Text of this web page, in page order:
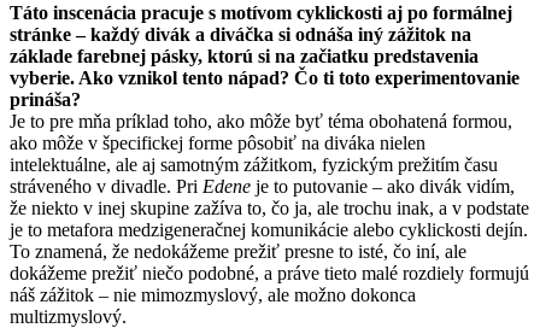
Táto inscenácia pracuje s motívom cyklickosti aj po formálnej
stránke – každý divák a diváčka si odnáša iný zážitok na
základe farebnej pásky, ktorú si na začiatku predstavenia
vyberie. Ako vznikol tento nápad? Čo ti toto experimentovanie
prináša?
Je to pre mňa príklad toho, ako môže byť téma obohatená formou,
ako môže v špecifickej forme pôsobiť na diváka nielen
intelektuálne, ale aj samotným zážitkom, fyzickým prežitím času
stráveného v divadle. Pri Edene je to putovanie – ako divák vidím,
že niekto v inej skupine zažíva to, čo ja, ale trochu inak, a v podstate
je to metafora medzigeneračnej komunikácie alebo cyklickosti dejín.
To znamená, že nedokážeme prežiť presne to isté, čo iní, ale
dokážeme prežiť niečo podobné, a práve tieto malé rozdiely formujú
náš zážitok – nie mimozmyslový, ale možno dokonca
multizmyslový.